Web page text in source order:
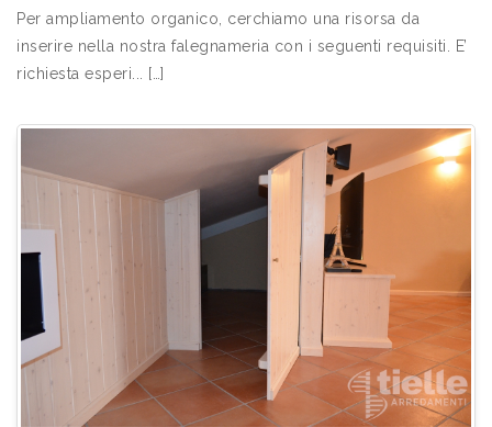
Per ampliamento organico, cerchiamo una risorsa da
inserire nella nostra falegnameria con i seguenti requisiti. E’
richiesta esperi... […]